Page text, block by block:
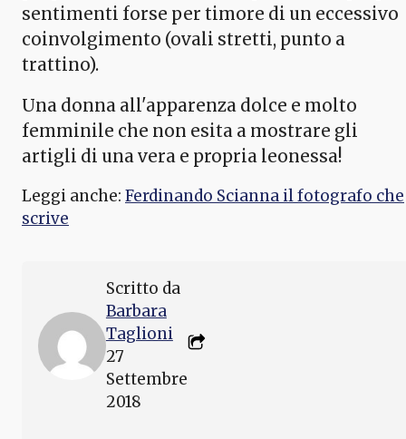
sentimenti forse per timore di un eccessivo
coinvolgimento (ovali stretti, punto a
trattino).
Una donna all'apparenza dolce e molto
femminile che non esita a mostrare gli
artigli di una vera e propria leonessa!
Leggi anche: Ferdinando Scianna il fotografo che
scrive
Scritto da
Barbara
Taglioni
27
Settembre
2018